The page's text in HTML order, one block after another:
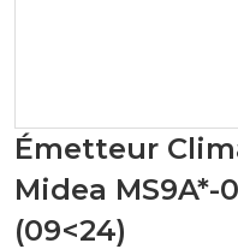
Émetteur
Midea MS9A*-
(09<24)